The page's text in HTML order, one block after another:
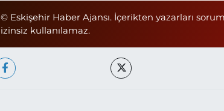
© Eskişehir Haber Ajansı. İçerikten yazarları
izinsiz kullanılamaz.